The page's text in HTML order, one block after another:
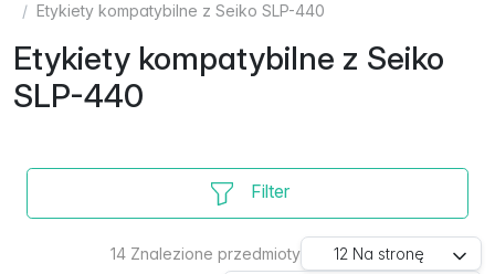
Etykiety kompatybilne z Seiko SLP-440
Etykiety kompatybilne z Seiko
SLP-440
Filter
14 Znalezione przedmioty 12 Na stronę